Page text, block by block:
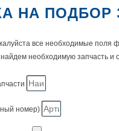
НА ПОДБОР
все необходимые поля
необходимую запчасть и
номер)